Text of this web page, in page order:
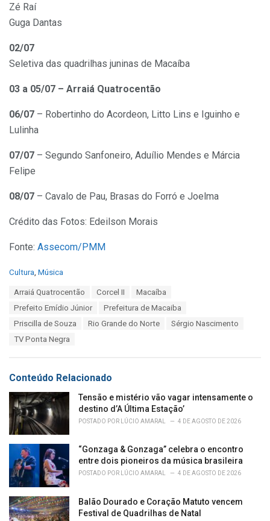
Zé Raí
Guga Dantas
02/07
Seletiva das quadrilhas juninas de Macaíba
03 a 05/07 – Arraiá Quatrocentão
06/07 – Robertinho do Acordeon, Litto Lins e Iguinho e
Lulinha
07/07 – Segundo Sanfoneiro, Aduílio Mendes e Márcia
Felipe
08/07 – Cavalo de Pau, Brasas do Forró e Joelma
Crédito das Fotos: Edeilson Morais
Fonte: Assecom/PMM
C
:
Cultura Música
Arraiá Quatrocentão Corcel II
Macaíba
Prefeito Emídio Júnior
Prefeitura de Macaiba
Priscilla de Souza
Rio Grande do Norte
Sérgio Nascimento
TV Ponta Negra
Conteúdo Relacionado
Tensão e mistério vão vagar intensamente o
destino d’A Última Estação’
POSTADO POR LÚCIO AMARAL 4 DE AGOSTO DE 2026
“Gonzaga & Gonzaga” celebra o encontro
entre dois pioneiros da música brasileira
POSTADO POR LÚCIO AMARAL 4 DE AGOSTO DE 2026
Balão Dourado e Coração Matuto vencem
Festival de Quadrilhas de Natal